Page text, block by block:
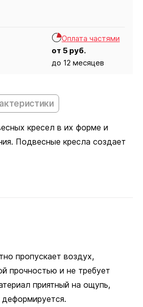
Оплата частями
от 5 руб.
до 12 месяцев
кресел в их форме и
Подвесные кресла создает
пропускает воздух,
прочностью и не требует
приятный на ощупь,